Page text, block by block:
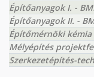
Építőanyagok I. -
Építőanyagok II. -
Építőmérnöki kémia
Mélyépítés
Szerkezetépítés-